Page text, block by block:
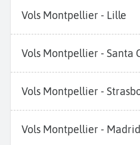
Vols Montpellier - Lille
Vols Montpellier - Santa
Vols Montpellier -
Vols Montpellier - Madrid